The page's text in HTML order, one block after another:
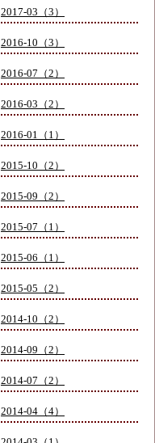
2017-03（3）
2016-10（3）
2016-07（2）
2016-03（2）
2016-01（1）
2015-10（2）
2015-09（2）
2015-07（1）
2015-06（1）
2015-05（2）
2014-10（2）
2014-09（2）
2014-07（2）
2014-04（4）